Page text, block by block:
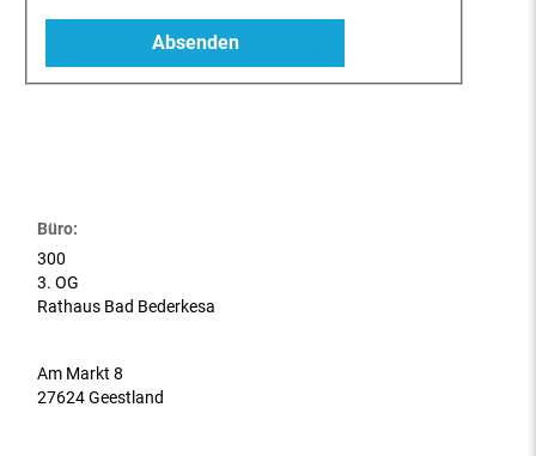
Büro:
300
3. OG
Rathaus Bad Bederkesa
Am Markt 8
27624 Geestland